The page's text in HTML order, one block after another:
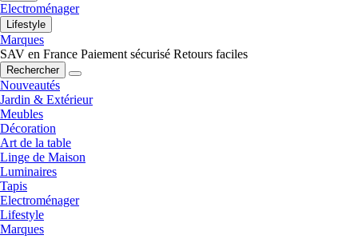
Electroménager
Lifestyle
Marques
SAV en France Paiement sécurisé Retours faciles
Rechercher
Nouveautés
Jardin & Extérieur
Meubles
Décoration
Art de la table
Linge de Maison
Luminaires
Tapis
Electroménager
Lifestyle
Marques